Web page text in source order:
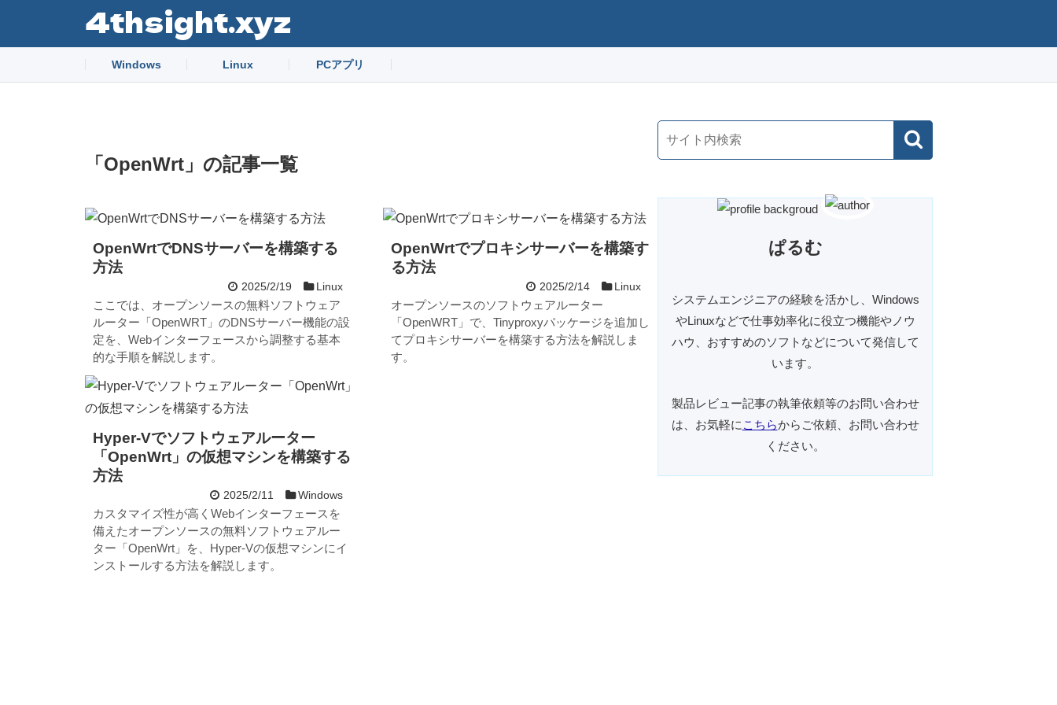
4thsight.xyz
Windows Linux PCアプリ
「 OpenWrt 」 の記事一覧
OpenWrtでDNSサーバーを構築する
方法
2025/2/19 Linux
ここでは、オープンソースの無料ソフトウェア
ルーター「OpenWRT」のDNSサーバー機能の設
定を、Webインターフェースから調整する基本
的な手順を解説します。
OpenWrtでプロキシサーバーを構築す
る方法
2025/2/14 Linux
オープンソースのソフトウェアルーター
「OpenWRT」で、Tinyproxyパッケージを追加し
てプロキシサーバーを構築する方法を解説しま
す。
Hyper-Vでソフトウェアルーター
「OpenWrt」の仮想マシンを構築する
方法
2025/2/11 Windows
カスタマイズ性が高くWebインターフェースを
備えたオープンソースの無料ソフトウェアルー
ター「OpenWrt」を、Hyper-Vの仮想マシンにイ
ンストールする方法を解説します。
ぱるむ
システムエンジニアの経験を活かし、Windows
やLinuxなどで仕事効率化に役立つ機能やノウ
ハウ、おすすめのソフトなどについて発信して
います。
製品レビュー記事の執筆依頼等のお問い合わせ
は、お気軽に こちらからご依頼、お問い合わせ
ください。